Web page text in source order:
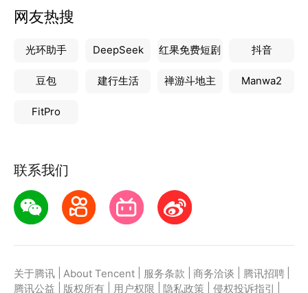
网友热搜
光环助手 DeepSeek 红果免费短剧 抖音
豆包 建行生活 禅游斗地主 Manwa2
FitPro
联系我们
关于腾讯 About Tencent 服务条款 商务洽谈 腾讯招聘
腾讯公益
版权所有 用户权限 隐私政策 侵权投诉指引